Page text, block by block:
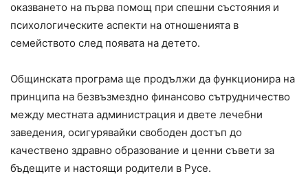
оказването на първа помощ при спешни състояния и
психологическите аспекти на отношенията в
семейството след появата на детето.
Общинската програма ще продължи да функционира на
принципа на безвъзмездно финансово сътрудничество
между местната администрация и двете лечебни
заведения, осигурявайки свободен достъп до
качествено здравно образование и ценни съвети за
бъдещите и настоящи родители в Русе.